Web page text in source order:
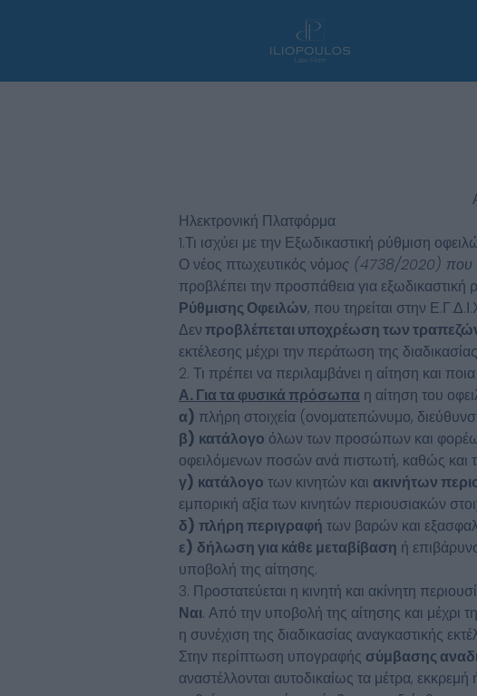
Ηλεκτρονική Πλατφόρμα
1.Τι ισχύει με την Εξωδικαστική ρύθμιση
Ο νέος πτωχευτικός νόμος (4738/2020) που
προβλέπει την προσπάθεια για
Ρύθμισης Οφειλών, που τηρείται στην
Δενπροβλέπεται υποχρέωση των
εκτέλεσης μέχρι την περάτωση της
2. Τι πρέπει να περιλαμβάνει η αίτηση και
Α. Για τα φυσικά πρόσωπα η αίτηση του
α) πλήρη στοιχεία (ονοματεπώνυμο,
β) κατάλογο όλων των προσώπων και
οφειλόμενων ποσών ανά πιστωτή, καθώς και
γ) κατάλογο των κινητών και ακινήτων
εμπορική αξία των κινητών περιουσιακών
δ) πλήρη περιγραφή των βαρών και
ε) δήλωση για κάθε μεταβίβαση ή
υποβολή της αίτησης.
3. Προστατεύεται η κινητή και ακίνητη
Ναι. Από την υποβολή της αίτησης και μέχρι
η συνέχιση της διαδικασίας αναγκαστικής
Στην περίπτωση υπογραφής σύμβασης
αναστέλλονται αυτοδικαίως τα μέτρα,